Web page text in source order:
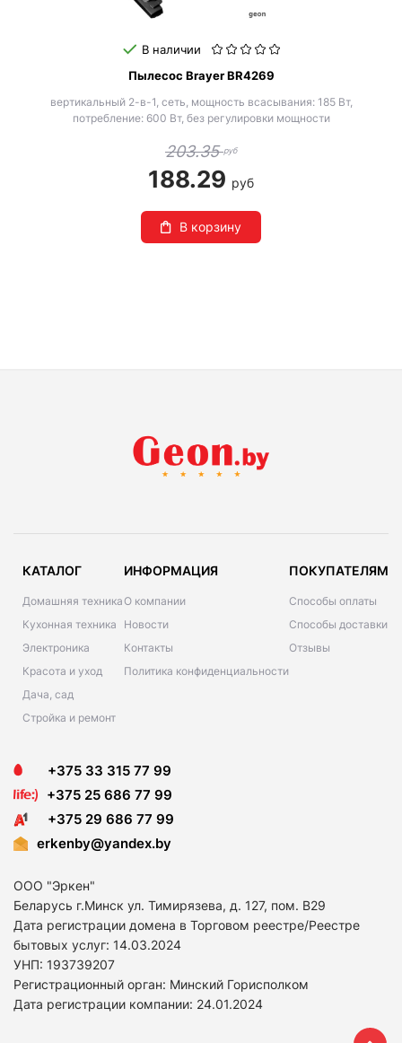
В наличии
Пылесос Brayer BR4269
вертикальный 2-в-1, сеть, мощность всасывания: 185 Вт,
потребление: 600 Вт, без регулировки мощности
203.35руб
188.29 руб
В корзину
КАТАЛОГ
Домашняя техника
Кухонная техника
Электроника
Красота и уход
Дача, сад
Стройка и ремонт
ИНФОРМАЦИЯ
О компании
Новости
Контакты
Политика конфиденциальности
ПОКУПАТЕЛЯМ
Способы оплаты
Способы доставки
Отзывы
+375 33 315 77 99
+375 25 686 77 99
+375 29 686 77 99
erkenby@yandex.by
ООО "Эркен"
Беларусь г.Минск ул. Тимирязева, д. 127, пом. В29
Дата регистрации домена в Торговом реестре/Реестре
бытовых услуг: 14.03.2024
УНП: 193739207
Регистрационный орган: Минский Горисполком
Дата регистрации компании: 24.01.2024